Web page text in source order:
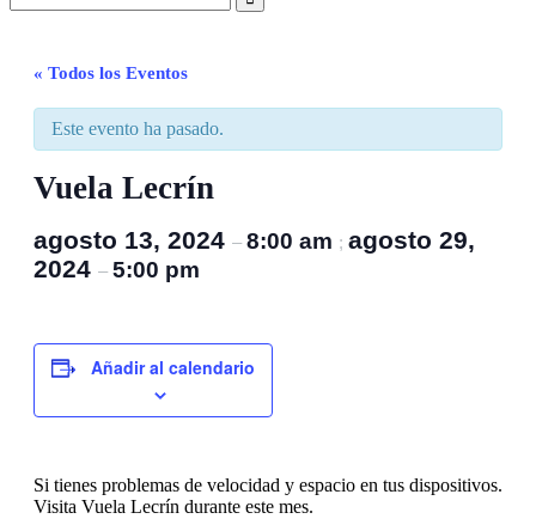
« Todos los Eventos
Este evento ha pasado.
Vuela Lecrín
agosto 13, 2024 – 8:00 am ; agosto 29,
2024 – 5:00 pm
Añadir al calendario
Si tienes problemas de velocidad y espacio en tus dispositivos.
Visita Vuela Lecrín durante este mes.